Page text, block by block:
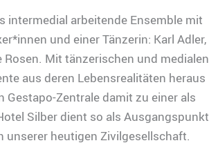
intermedial arbeitende Ensemble mit
und einer Tänzerin: Karl Adler,
Mit tänzerischen und medialen
aus deren Lebensrealitäten heraus
Gestapo-Zentrale damit zu einer als
Silber dient so als Ausgangspunkt
heutigen Zivilgesellschaft.